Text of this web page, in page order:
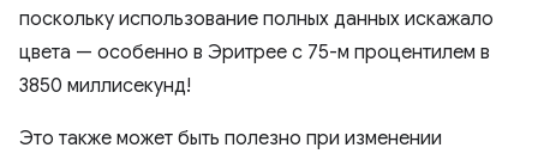
поскольку использование полных данных искажало
цвета — особенно в Эритрее с 75-м процентилем в
3850 миллисекунд!
Это также может быть полезно при изменении